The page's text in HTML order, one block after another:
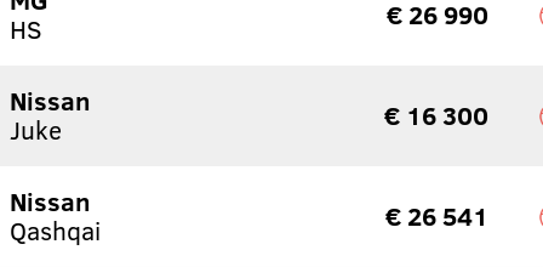
HS
€ 26 990
Nissan
Juke
€ 16 300
Nissan
Qashqai
€ 26 541